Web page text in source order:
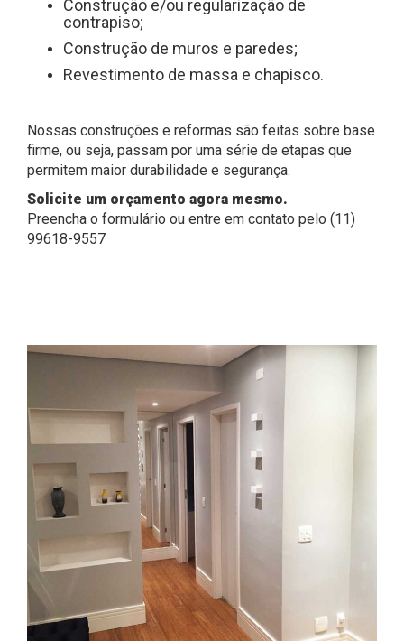
Construção e/ou regularização de
contrapiso;
Construção de muros e paredes;
Revestimento de massa e chapisco.
Nossas construções e reformas são feitas sobre base
firme, ou seja, passam por uma série de etapas que
permitem maior durabilidade e segurança.
Solicite um orçamento agora mesmo.
Preencha o formulário ou entre em contato pelo (11)
99618-9557